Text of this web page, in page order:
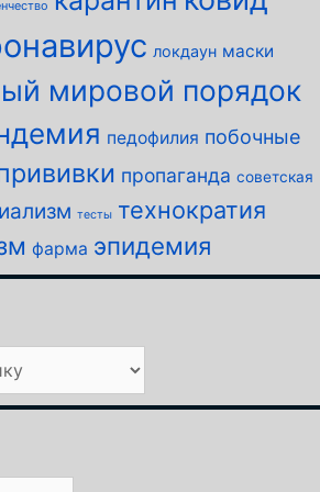
локдаун маски
мировой порядок
педофилия побочные
пропаганда советская
тесты технократия
фарма эпидемия